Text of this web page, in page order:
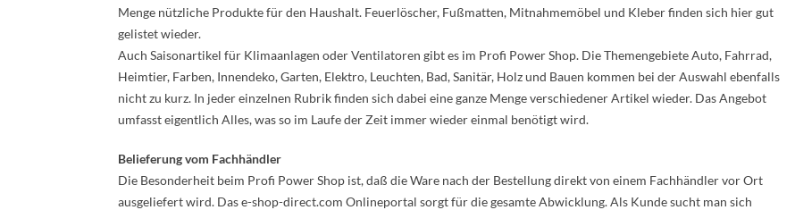
Menge nützliche Produkte für den Haushalt. Feuerlöscher, Fußmatten, Mitnahmemöbel und Kleber finden sich hier gut
gelistet wieder.
Auch Saisonartikel für Klimaanlagen oder Ventilatoren gibt es im Profi Power Shop. Die Themengebiete Auto, Fahrrad,
Heimtier, Farben, Innendeko, Garten, Elektro, Leuchten, Bad, Sanitär, Holz und Bauen kommen bei der Auswahl ebenfalls
nicht zu kurz. In jeder einzelnen Rubrik finden sich dabei eine ganze Menge verschiedener Artikel wieder. Das Angebot
umfasst eigentlich Alles, was so im Laufe der Zeit immer wieder einmal benötigt wird.
Belieferung vom Fachhändler
Die Besonderheit beim Profi Power Shop ist, daß die Ware nach der Bestellung direkt von einem Fachhändler vor Ort
ausgeliefert wird. Das e-shop-direct.com Onlineportal sorgt für die gesamte Abwicklung. Als Kunde sucht man sich